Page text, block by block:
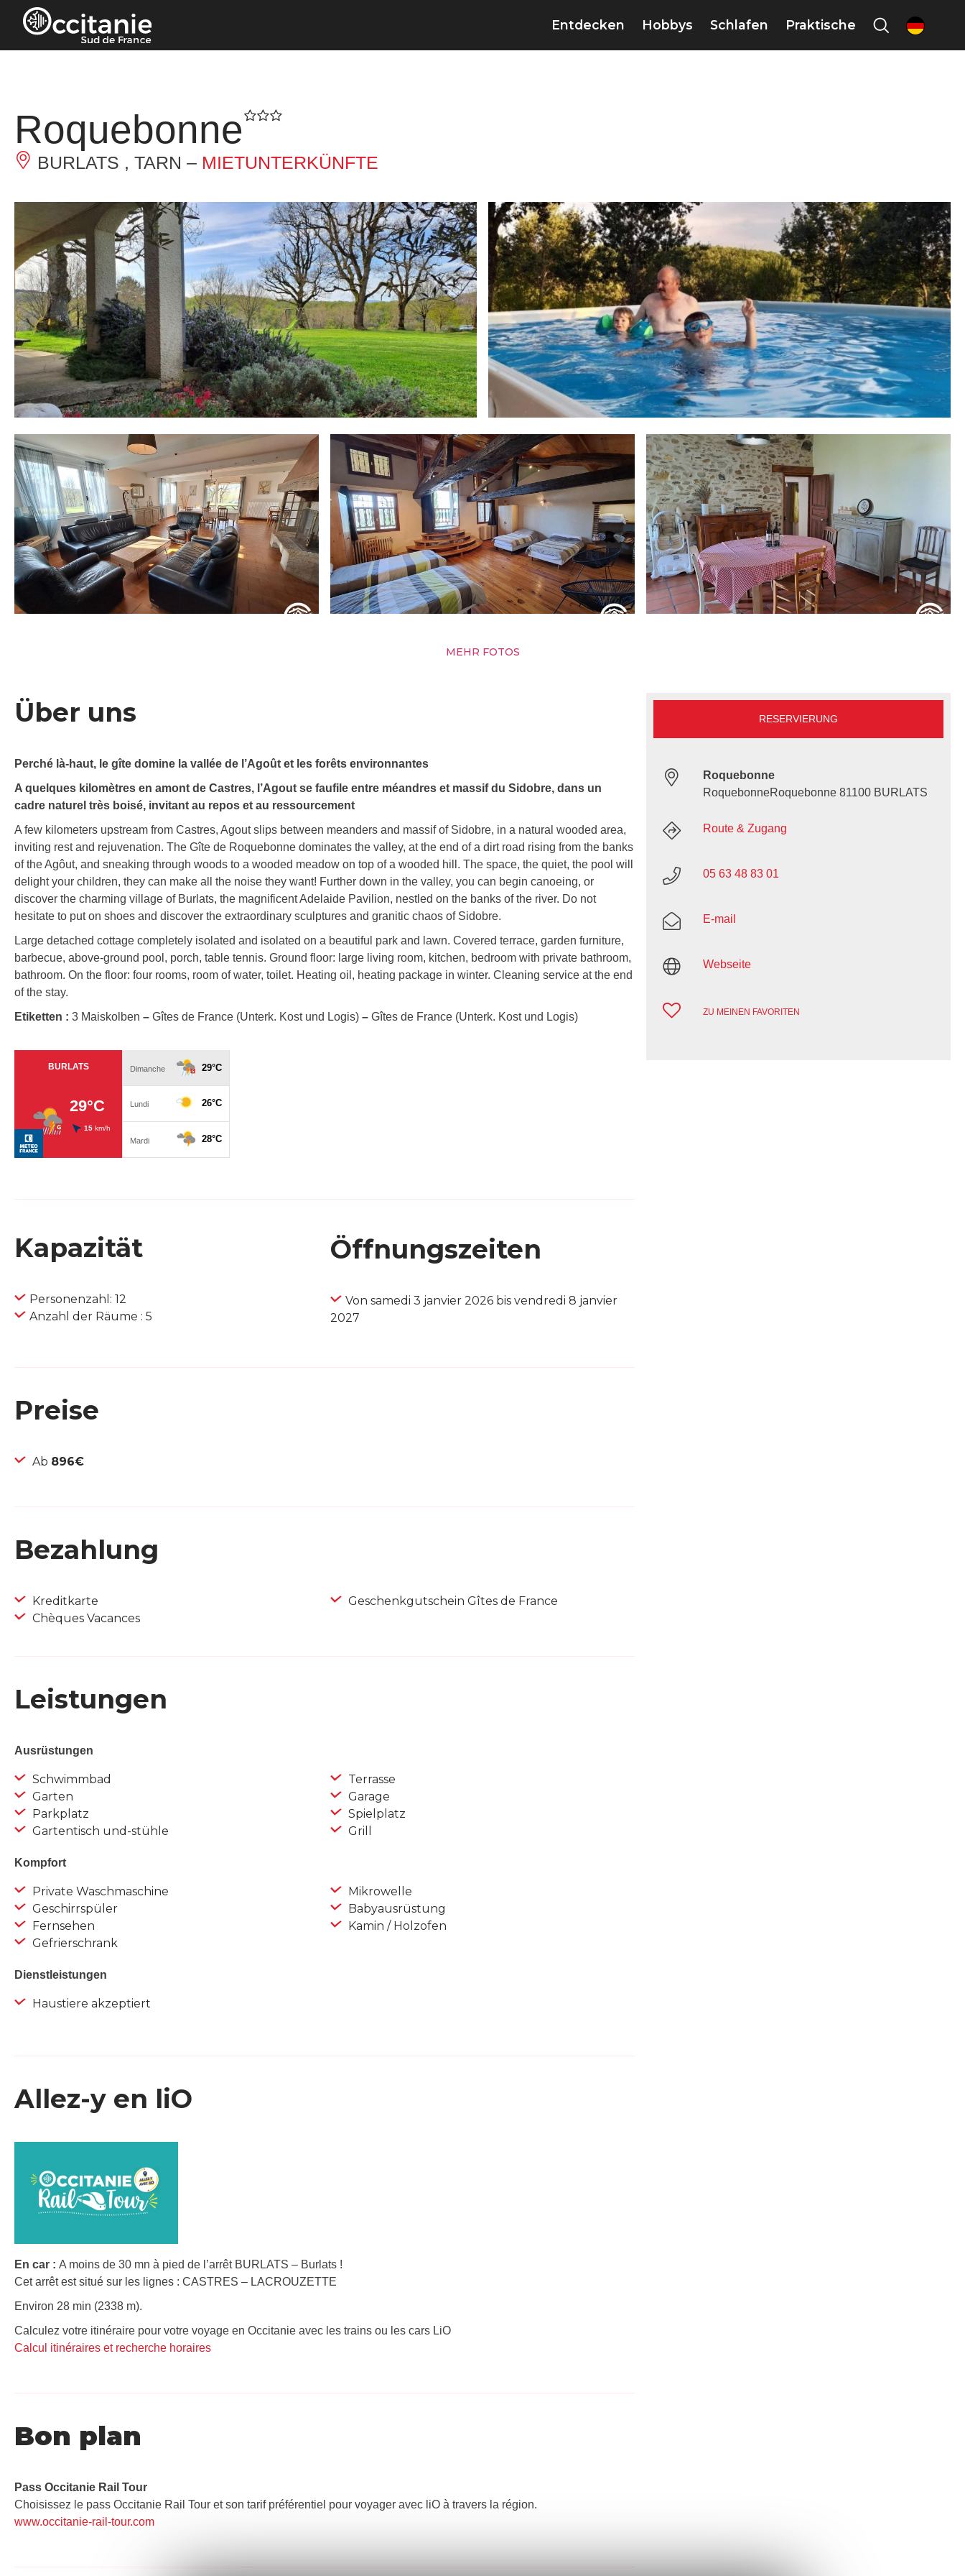
Cookie-Einstellungen
Entdecken Hobbys Schlafen Praktische de
Roquebonne
BURLATS , TARN – MIETUNTERKÜNFTE
MEHR FOTOS
Über uns
Perché là-haut, le gîte domine la vallée de l’Agoût et les forêts environnantes
A quelques kilomètres en amont de Castres, l’Agout se faufile entre méandres et massif du Sidobre, dans un
cadre naturel très boisé, invitant au repos et au ressourcement
A few kilometers upstream from Castres, Agout slips between meanders and massif of Sidobre, in a natural wooded area,
inviting rest and rejuvenation. The Gîte de Roquebonne dominates the valley, at the end of a dirt road rising from the banks
of the Agôut, and sneaking through woods to a wooded meadow on top of a wooded hill. The space, the quiet, the pool will
delight your children, they can make all the noise they want! Further down in the valley, you can begin canoeing, or
discover the charming village of Burlats, the magnificent Adelaide Pavilion, nestled on the banks of the river. Do not
hesitate to put on shoes and discover the extraordinary sculptures and granitic chaos of Sidobre.
Large detached cottage completely isolated and isolated on a beautiful park and lawn. Covered terrace, garden furniture,
barbecue, above-ground pool, porch, table tennis. Ground floor: large living room, kitchen, bedroom with private bathroom,
bathroom. On the floor: four rooms, room of water, toilet. Heating oil, heating package in winter. Cleaning service at the end
of the stay.
Etiketten : 3 Maiskolben – Gîtes de France (Unterk. Kost und Logis) – Gîtes de France (Unterk. Kost und Logis)
Kapazität
Personenzahl: 12
Anzahl der Räume : 5
Öffnungszeiten
Von samedi 3 janvier 2026 bis vendredi 8 janvier
2027
Preise
Ab 896€
Bezahlung
Kreditkarte
Chèques Vacances
Geschenkgutschein Gîtes de France
Leistungen
Ausrüstungen
Schwimmbad
Garten
Parkplatz
Gartentisch und-stühle
Terrasse
Garage
Spielplatz
Grill
Kompfort
Private Waschmaschine
Geschirrspüler
Fernsehen
Gefrierschrank
Mikrowelle
Babyausrüstung
Kamin / Holzofen
Dienstleistungen
Haustiere akzeptiert
Allez-y en liO
En car : A moins de 30 mn à pied de l’arrêt BURLATS – Burlats !
Cet arrêt est situé sur les lignes : CASTRES – LACROUZETTE
Environ 28 min (2338 m).
Calculez votre itinéraire pour votre voyage en Occitanie avec les trains ou les cars LiO
Calcul itinéraires et recherche horaires
Bon plan
Pass Occitanie Rail Tour​
Choisissez le pass Occitanie Rail Tour et son tarif préférentiel pour voyager avec liO à travers la région.
www.occitanie-rail-tour.com
RESERVIERUNG
Roquebonne
RoquebonneRoquebonne 81100 BURLATS
Route & Zugang
05 63 48 83 01
E-mail
Webseite
ZU MEINEN FAVORITEN